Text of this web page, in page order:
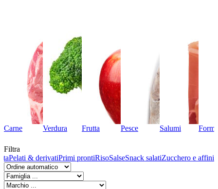
Carne Verdura Frutta Pesce Salumi
Filtra
Pelati & derivatiPrimi prontiRisoSalseSnack salatiZucchero e affini